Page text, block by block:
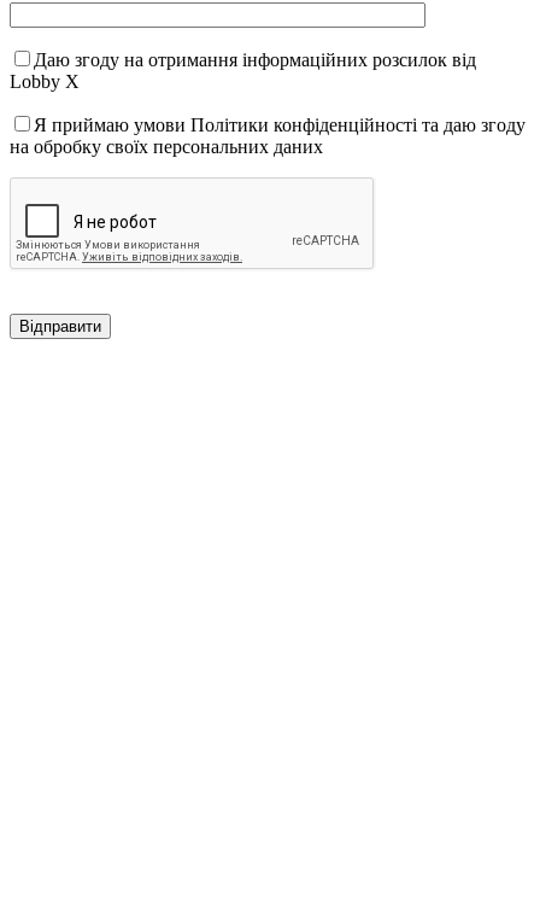
Даю згоду на отримання інформаційних розсилок від
Lobby X
Я приймаю умови Політики конфіденційності та даю згоду
на обробку своїх персональних даних